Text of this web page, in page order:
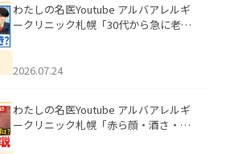
わたしの名医Youtube アルバアレルギ
ークリニック札幌「30代から急に老け
た。
2026.07.24
わたしの名医Youtube アルバアレルギ
ークリニック札幌「赤ら顔・酒さ・ニ